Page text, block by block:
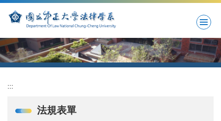
到
要
內
容
區
:::
法規表單